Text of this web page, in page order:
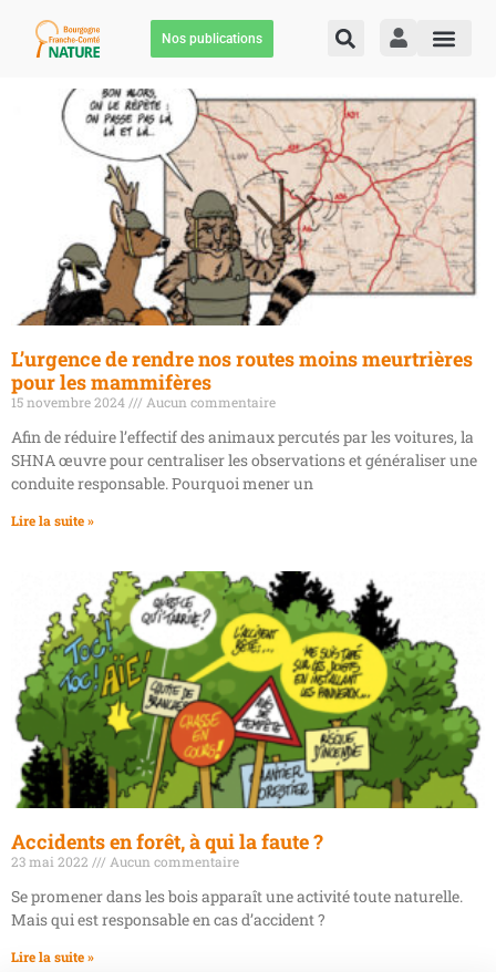
Nos publications
L’urgence de rendre nos routes moins meurtrières
pour les mammifères
15 novembre 2024 Aucun commentaire
Afin de réduire l’effectif des animaux percutés par les voitures, la
SHNA œuvre pour centraliser les observations et généraliser une
conduite responsable. Pourquoi mener un
Lire la suite »
Accidents en forêt, à qui la faute ?
23 mai 2022 Aucun commentaire
Se promener dans les bois apparaît une activité toute naturelle.
Mais qui est responsable en cas d’accident ?
Lire la suite »